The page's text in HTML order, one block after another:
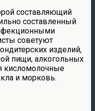
составляющий
составленный
советуют
изделий,
пищи, алкогольных
кисломолочные
и морковь.